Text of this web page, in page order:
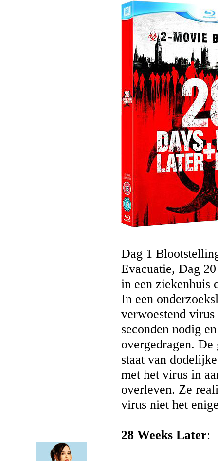
Dag 1
Evacuatie, Dag
in een ziekenhuis
In een
verwoestend
seconden nodig
overgedragen. De
staat van
met het virus in
overleven. Ze
virus niet het
28 Weeks Later: